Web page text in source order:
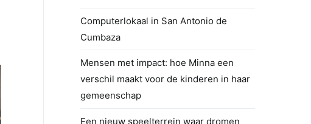
Computerlokaal in San Antonio de
Cumbaza
Mensen met impact: hoe Minna een
verschil maakt voor de kinderen in haar
gemeenschap
Een nieuw speelterrein waar dromen